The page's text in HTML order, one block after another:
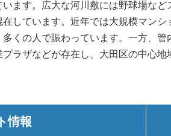
ます。広大な河川敷には野球場な
しています。近年では大規模マン
くの人で賑わっています。一方、管
ラザなどが存在し、大田区の中心
情報